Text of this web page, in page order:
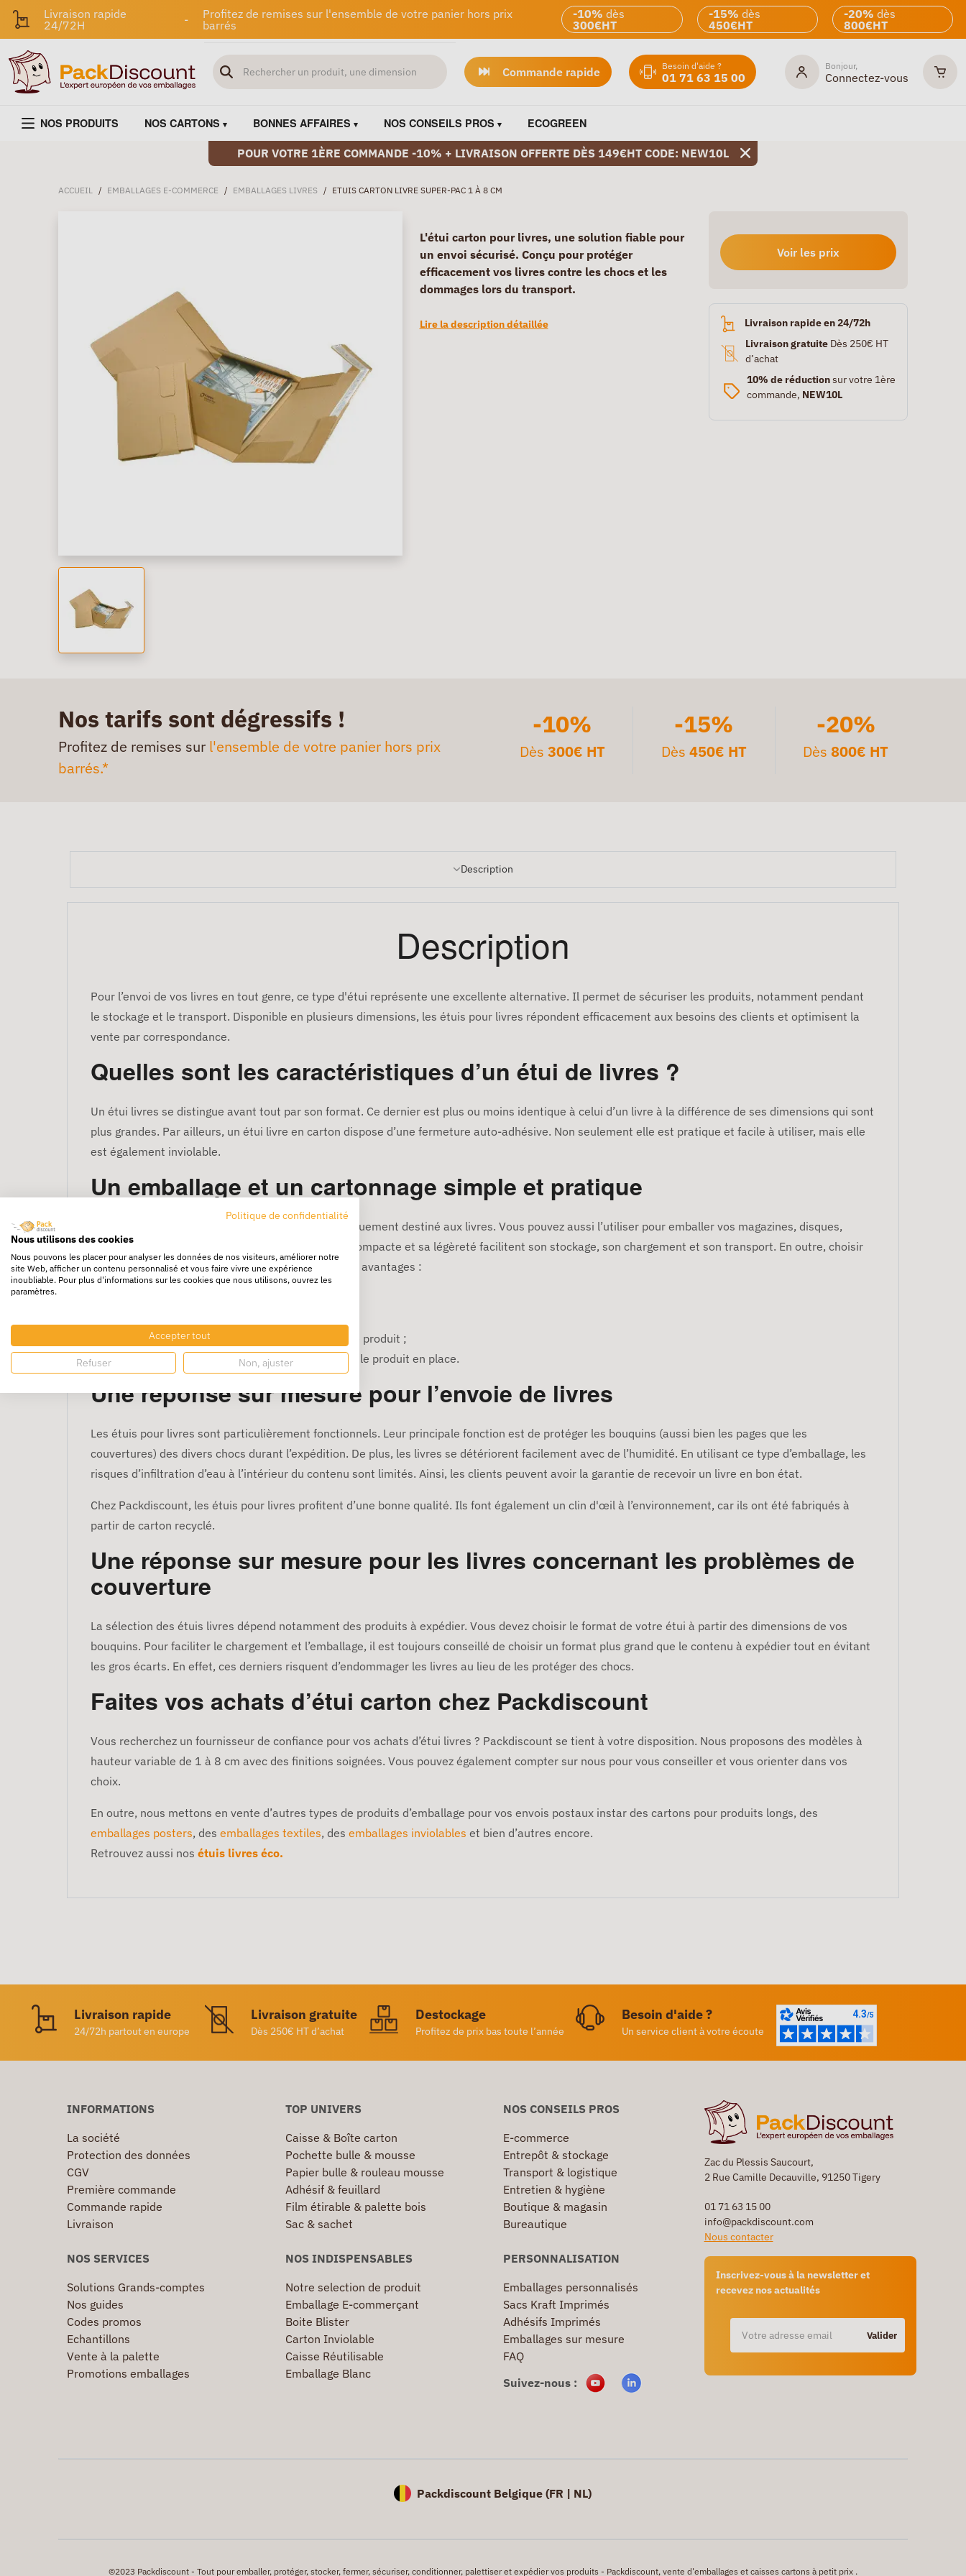
Livraison rapide
24/72H
-
Profitez de remises sur l'ensemble de votre panier hors prix
barrés
-10% dès
300€HT
-15% dès
450€HT
-20% dès
800€HT
Commande rapide Besoin d'aide ?
01 71 63 15 00
Bonjour,
Connectez-vous
NOS PRODUITS NOS CARTONS BONNES AFFAIRES NOS CONSEILS PROS ECOGREEN
POUR VOTRE 1ÈRE COMMANDE -10% + LIVRAISON OFFERTE DÈS 149€HT CODE: NEW10L
ACCUEIL / EMBALLAGES E-COMMERCE / EMBALLAGES LIVRES / ETUIS CARTON LIVRE SUPER-PAC 1 À 8 CM
L'étui carton pour livres, une solution fiable pour
un envoi sécurisé. Conçu pour protéger
efficacement vos livres contre les chocs et les
dommages lors du transport.
Lire la description détaillée
Voir les prix
Livraison rapide en 24/72h
Livraison gratuiteDès 250€ HT
d’achat
10% de réductionsur votre 1ère
commande, NEW10L
Nos tarifs sont dégressifs !
Profitez de remises sur l'ensemble de votre panier hors prix
barrés.*
-10%
Dès 300€ HT
-15%
Dès 450€ HT
-20%
Dès800€ HT
Description
Description
Pour l’envoi de vos livres en tout genre, ce type d'étui représente une excellente alternative. Il permet de sécuriser les produits, notamment pendant
le stockage et le transport. Disponible en plusieurs dimensions, les étuis pour livres répondent efficacement aux besoins des clients et optimisent la
vente par correspondance.
Quelles sont les caractéristiques d’un étui de livres ?
Un étui livres se distingue avant tout par son format. Ce dernier est plus ou moins identique à celui d’un livre à la différence de ses dimensions qui sont
plus grandes. Par ailleurs, un étui livre en carton dispose d’une fermeture auto-adhésive. Non seulement elle est pratique et facile à utiliser, mais elle
est également inviolable.
Un emballage et un cartonnage simple et pratique
Il est bien de noter que ce type d’étui n’est pas uniquement destiné aux livres. Vous pouvez aussi l’utiliser pour emballer vos magazines, disques,
catalogues et documents en tout genre. Sa forme compacte et sa légèreté facilitent son stockage, son chargement et son transport. En outre, choisir
un étui livres en guise d’emballage apporte d’autres avantages :
emballage optimal qui enroule parfaitement le produit ;
présence de rabat qui maintient efficacement le produit en place.
Une réponse sur mesure pour l’envoie de livres
Les étuis pour livres sont particulièrement fonctionnels. Leur principale fonction est de protéger les bouquins (aussi bien les pages que les
couvertures) des divers chocs durant l’expédition. De plus, les livres se détériorent facilement avec de l’humidité. En utilisant ce type d’emballage, les
risques d’infiltration d’eau à l’intérieur du contenu sont limités. Ainsi, les clients peuvent avoir la garantie de recevoir un livre en bon état.
Chez Packdiscount, les étuis pour livres profitent d’une bonne qualité. Ils font également un clin d'œil à l’environnement, car ils ont été fabriqués à
partir de carton recyclé.
Une réponse sur mesure pour les livres concernant les problèmes de
couverture
La sélection des étuis livres dépend notamment des produits à expédier. Vous devez choisir le format de votre étui à partir des dimensions de vos
bouquins. Pour faciliter le chargement et l’emballage, il est toujours conseillé de choisir un format plus grand que le contenu à expédier tout en évitant
les gros écarts. En effet, ces derniers risquent d’endommager les livres au lieu de les protéger des chocs.
Faites vos achats d’étui carton chez Packdiscount
Vous recherchez un fournisseur de confiance pour vos achats d’étui livres ? Packdiscount se tient à votre disposition. Nous proposons des modèles à
hauteur variable de 1 à 8 cm avec des finitions soignées. Vous pouvez également compter sur nous pour vous conseiller et vous orienter dans vos
choix.
En outre, nous mettons en vente d’autres types de produits d’emballage pour vos envois postaux instar des cartons pour produits longs, des
emballages posters, des emballages textiles, des emballages inviolables et bien d’autres encore.
Retrouvez aussi nos étuis livres éco.
Livraison rapide
24/72h partout en europe
Livraison gratuite
Dès 250€ HT d’achat
Destockage
Profitez de prix bas toute l’année
Besoin d'aide ?
Un service client à votre écoute
Zac du Plessis Saucourt,
2 Rue Camille Decauville, 91250 Tigery
01 71 63 15 00
info@packdiscount.com
Nous contacter
Inscrivez-vous à la newsletter et
recevez nos actualités
Valider
INFORMATIONS
La société
Protection des données
CGV
Première commande
Commande rapide
Livraison
TOP UNIVERS
Caisse & Boîte carton
Pochette bulle & mousse
Papier bulle & rouleau mousse
Adhésif & feuillard
Film étirable & palette bois
Sac & sachet
NOS CONSEILS PROS
E-commerce
Entrepôt & stockage
Transport & logistique
Entretien & hygiène
Boutique & magasin
Bureautique
NOS SERVICES
Solutions Grands-comptes
Nos guides
Codes promos
Echantillons
Vente à la palette
Promotions emballages
NOS INDISPENSABLES
Notre selection de produit
Emballage E-commerçant
Boite Blister
Carton Inviolable
Caisse Réutilisable
Emballage Blanc
PERSONNALISATION
Emballages personnalisés
Sacs Kraft Imprimés
Adhésifs Imprimés
Emballages sur mesure
FAQ
Suivez-nous :
Packdiscount Belgique (FR | NL)
©2023 Packdiscount - Tout pour emballer, protéger, stocker, fermer, sécuriser, conditionner, palettiser et expédier vos produits - Packdiscount, vente d'emballages et caisses cartons à petit prix .
Politique de confidentialité
Nous utilisons des cookies
Nous pouvons les placer pour analyser les données de nos visiteurs, améliorer notre
site Web, afficher un contenu personnalisé et vous faire vivre une expérience
inoubliable. Pour plus d'informations sur les cookies que nous utilisons, ouvrez les
paramètres.
Accepter tout
Refuser Non, ajuster